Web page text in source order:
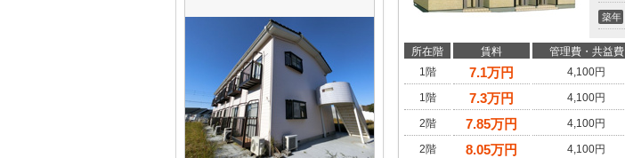
築年
所在階 賃料 管理費・共益費
1階
7.1万円 4,100円
1階
7.3万円 4,100円
2階
7.85万円 4,100円
2階
8.05万円 4,100円